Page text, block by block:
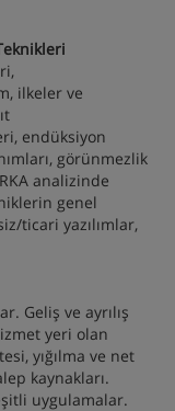
ilkeler ve
endüksiyon
görünmezlik
analizinde
genel
ticari yazılımlar,
Geliş ve ayrılış
yeri olan
yığılma ve net
kaynakları.
uygulamalar.